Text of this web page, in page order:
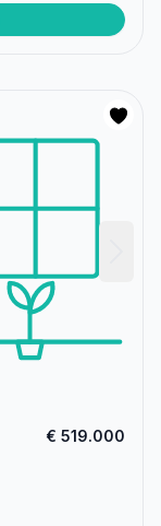
€ 519.000